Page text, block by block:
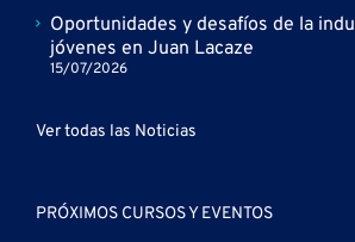
Oportunidades y desafíos de la
jóvenes en Juan Lacaze
15/07/2026
Ver todas las Noticias
PRÓXIMOS CURSOS Y EVENTOS